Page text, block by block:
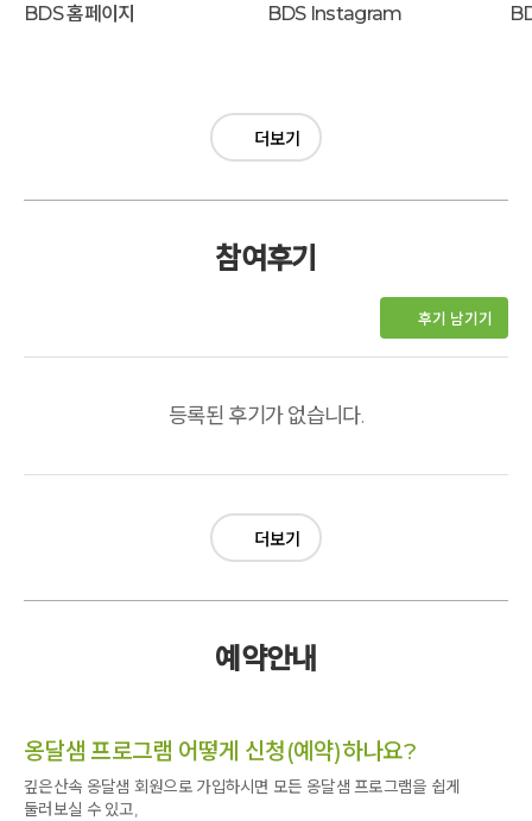
BDS 홈페이지 BDS Instagram
더보기
참여후기
후기 남기기
등록된 후기가 없습니다.
더보기
예약안내
옹달샘 프로그램 어떻게 신청(예약)하나요?
깊은산속 옹달샘 회원으로 가입하시면 모든 옹달샘 프로그램을 쉽게
둘러보실 수 있고,